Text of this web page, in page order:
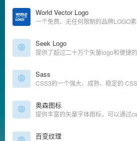
World Vector Logo
一个免费、无任何限制的品牌LOGO
Seek Logo
提供了超过二十万个矢量logo和便捷
Sass
CSS3的一个强大、成熟、稳定的
奥森图标
提供丰富的矢量字体图标，可以通过
百变纹理